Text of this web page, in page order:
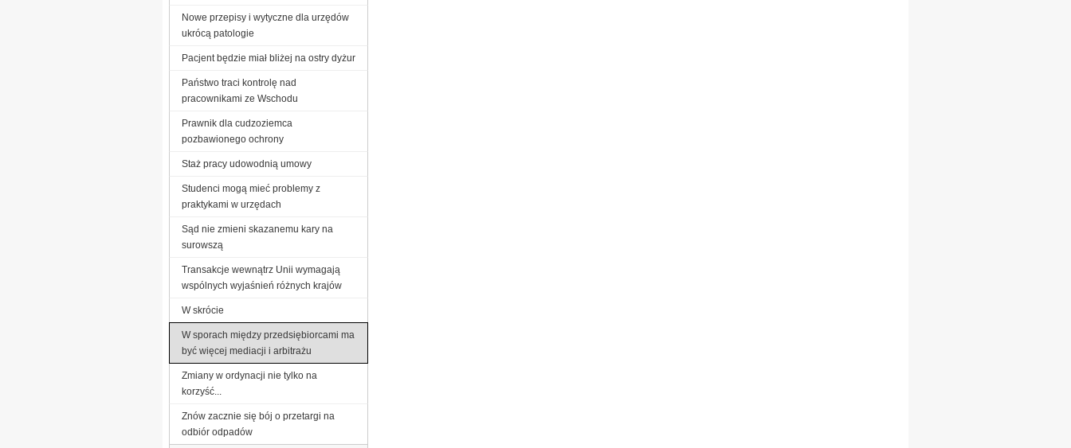
Nowe przepisy i wytyczne dla urzędów
ukrócą patologie
Pacjent będzie miał bliżej na ostry dyżur
Państwo traci kontrolę nad
pracownikami ze Wschodu
Prawnik dla cudzoziemca
pozbawionego ochrony
Staż pracy udowodnią umowy
Studenci mogą mieć problemy z
praktykami w urzędach
Sąd nie zmieni skazanemu kary na
surowszą
Transakcje wewnątrz Unii wymagają
wspólnych wyjaśnień różnych krajów
W skrócie
W sporach między przedsiębiorcami ma
być więcej mediacji i arbitrażu
Zmiany w ordynacji nie tylko na
korzyść...
Znów zacznie się bój o przetargi na
odbiór odpadów